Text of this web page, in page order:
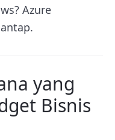
Azure
yang
Bisnis